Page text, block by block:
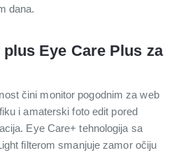
dana.
Eye Care Plus za
čini monitor pogodnim za web
i amaterski foto edit pored
Eye Care+ tehnologija sa
filterom smanjuje zamor očiju